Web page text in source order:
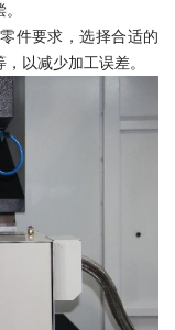
件要求，选择合适的
以减少加工误差。